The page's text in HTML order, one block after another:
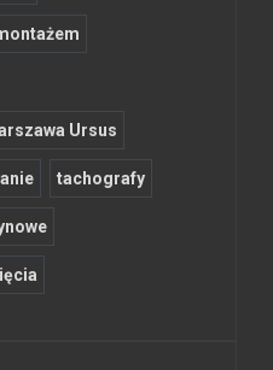
Ursus
tachografy